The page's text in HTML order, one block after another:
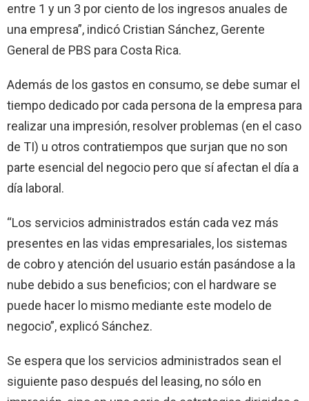
entre 1 y un 3 por ciento de los ingresos anuales de
una empresa”, indicó Cristian Sánchez, Gerente
General de PBS para Costa Rica.
Además de los gastos en consumo, se debe sumar el
tiempo dedicado por cada persona de la empresa para
realizar una impresión, resolver problemas (en el caso
de TI) u otros contratiempos que surjan que no son
parte esencial del negocio pero que sí afectan el día a
día laboral.
“Los servicios administrados están cada vez más
presentes en las vidas empresariales, los sistemas
de cobro y atención del usuario están pasándose a la
nube debido a sus beneficios; con el hardware se
puede hacer lo mismo mediante este modelo de
negocio”, explicó Sánchez.
Se espera que los servicios administrados sean el
siguiente paso después del leasing, no sólo en